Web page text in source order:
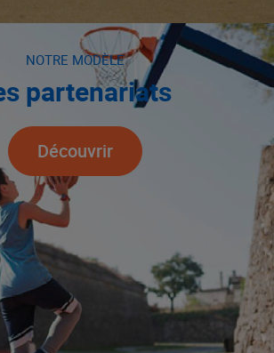
NOTRE MODÈLE
partenariats
Découvrir